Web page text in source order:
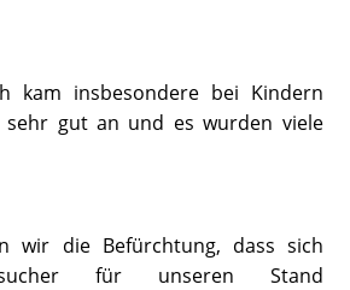
kam insbesondere bei Kindern
sehr gut an und es wurden viele
wir die Befürchtung, dass sich
für unseren Stand